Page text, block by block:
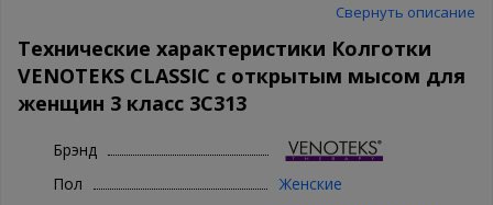
Свернуть описание
Технические характеристики Колготки
VENOTEKS CLASSIC с открытым мысом для
женщин 3 класс 3С313
Брэнд
Пол
Женские